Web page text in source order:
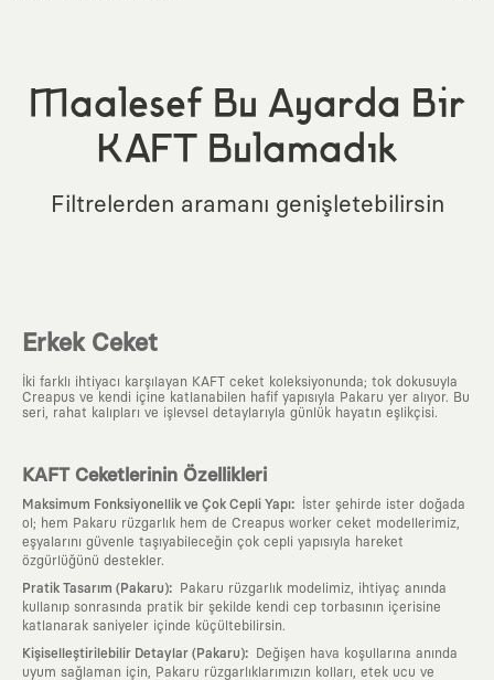
Maalesef Bu Ayarda Bir
KAFT Bulamadık
Filtrelerden aramanı genişletebilirsin
Erkek Ceket
İki farklı ihtiyacı karşılayan KAFT ceket koleksiyonunda; tok dokusuyla
Creapus ve kendi içine katlanabilen hafif yapısıyla Pakaru yer alıyor. Bu
seri, rahat kalıpları ve işlevsel detaylarıyla günlük hayatın eşlikçisi.
KAFT Ceketlerinin Özellikleri
Maksimum Fonksiyonellik ve Çok Cepli Yapı:
İster şehirde ister doğada
ol; hem Pakaru rüzgarlık hem de Creapus worker ceket modellerimiz,
eşyalarını güvenle taşıyabileceğin çok cepli yapısıyla hareket
özgürlüğünü destekler.
Pratik Tasarım (Pakaru):
Pakaru rüzgarlık modelimiz, ihtiyaç anında
kullanıp sonrasında pratik bir şekilde kendi cep torbasının içerisine
katlanarak saniyeler içinde küçültebilirsin.
Kişiselleştirilebilir Detaylar (Pakaru):
Değişen hava koşullarına anında
uyum sağlaman için, Pakaru rüzgarlıklarımızın kolları, etek ucu ve